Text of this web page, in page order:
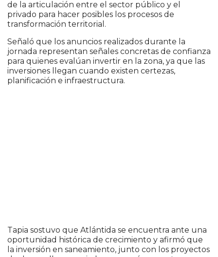
de la articulación entre el sector público y el
privado para hacer posibles los procesos de
transformación territorial.
Señaló que los anuncios realizados durante la
jornada representan señales concretas de confianza
para quienes evalúan invertir en la zona, ya que las
inversiones llegan cuando existen certezas,
planificación e infraestructura.
Tapia sostuvo que Atlántida se encuentra ante una
oportunidad histórica de crecimiento y afirmó que
la inversión en saneamiento, junto con los proyectos